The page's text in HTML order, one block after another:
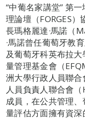
“中葡名家講堂” 第
理論壇（FORGES
長瑪格麗達·馬諾（
·馬諾曾任葡萄牙教
及葡萄牙科英布拉
量管理基金會（
洲大學行政人員聯
人員負責人聯合會
成員，在公共管理
量評估方面擁有資深